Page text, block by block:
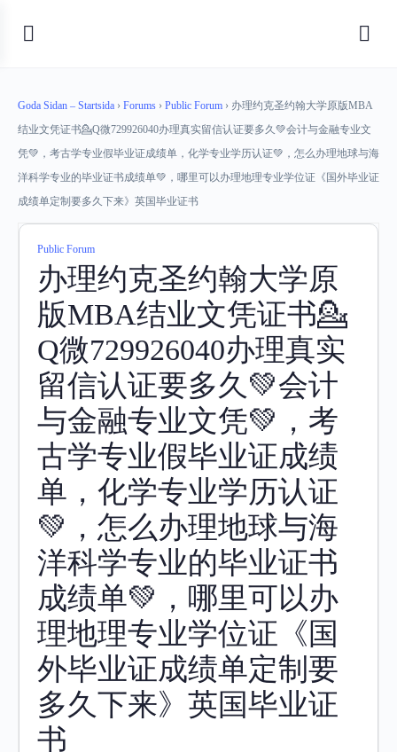
Goda Sidan – Startsida › Forums › Public Forum › 办理约克圣约翰大学原版MBA
结业文凭证书💁Q微729926040办理真实留信认证要多久💚会计与金融专业文
凭💚，考古学专业假毕业证成绩单，化学专业学历认证💚，怎么办理地球与海
洋科学专业的毕业证书成绩单💚，哪里可以办理地理专业学位证《国外毕业证
成绩单定制要多久下来》英国毕业证书
Public Forum
办理约克圣约翰大学原
版MBA结业文凭证书💁
Q微729926040办理真实
留信认证要多久💚会计
与金融专业文凭💚，考
古学专业假毕业证成绩
单，化学专业学历认证
💚，怎么办理地球与海
洋科学专业的毕业证书
成绩单💚，哪里可以办
理地理专业学位证《国
外毕业证成绩单定制要
多久下来》英国毕业证
书